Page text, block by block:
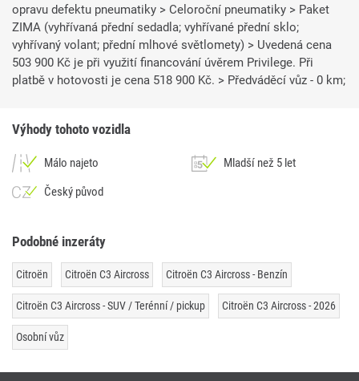
opravu defektu pneumatiky > Celoroční pneumatiky > Paket
ZIMA (vyhřívaná přední sedadla; vyhřívané přední sklo;
vyhřívaný volant; přední mlhové světlomety) > Uvedená cena
503 900 Kč je při využití financování úvěrem Privilege. Při
platbě v hotovosti je cena 518 900 Kč. > Předváděcí vůz - 0 km;
Výhody tohoto vozidla
Málo najeto
Mladší než 5 let
Český původ
Podobné inzeráty
Citroën Citroën C3 Aircross Citroën C3 Aircross - Benzín
Citroën C3 Aircross - SUV / Terénní / pickup Citroën C3 Aircross - 2026
Osobní vůz